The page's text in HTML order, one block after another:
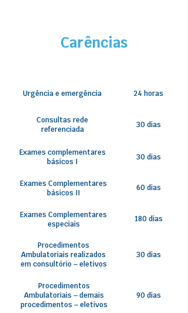
Carências
Urgência e emergência 24 horas
Consultas rede
referenciada
30 dias
Exames complementares
básicos I
30 dias
Exames Complementares
básicos II
60 dias
Exames Complementares
especiais
180 dias
Procedimentos
Ambulatoriais realizados
em consultório – eletivos
30 dias
Procedimentos
Ambulatoriais – demais
procedimentos – eletivos
90 dias